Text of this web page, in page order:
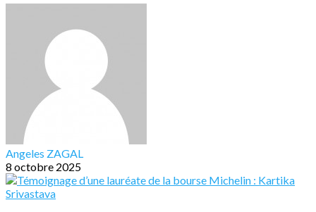
Angeles ZAGAL
8 octobre 2025